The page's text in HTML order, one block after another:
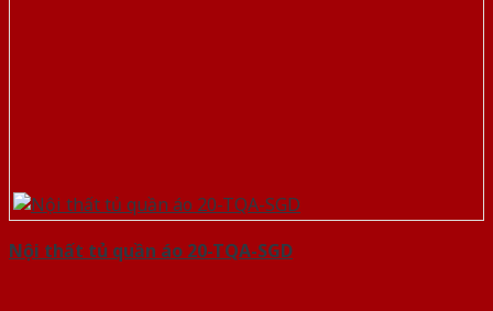
Nội thất tủ quần áo 20-TQA-SGD